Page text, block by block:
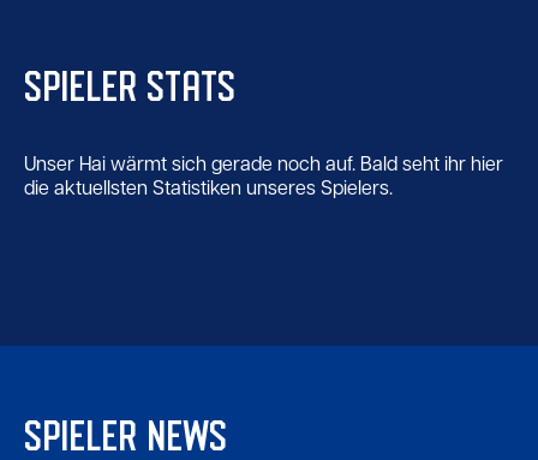
SPIELER STATS
Unser Hai wärmt sich gerade noch auf. Bald seht ihr hier
die aktuellsten Statistiken unseres Spielers.
SPIELER NEWS